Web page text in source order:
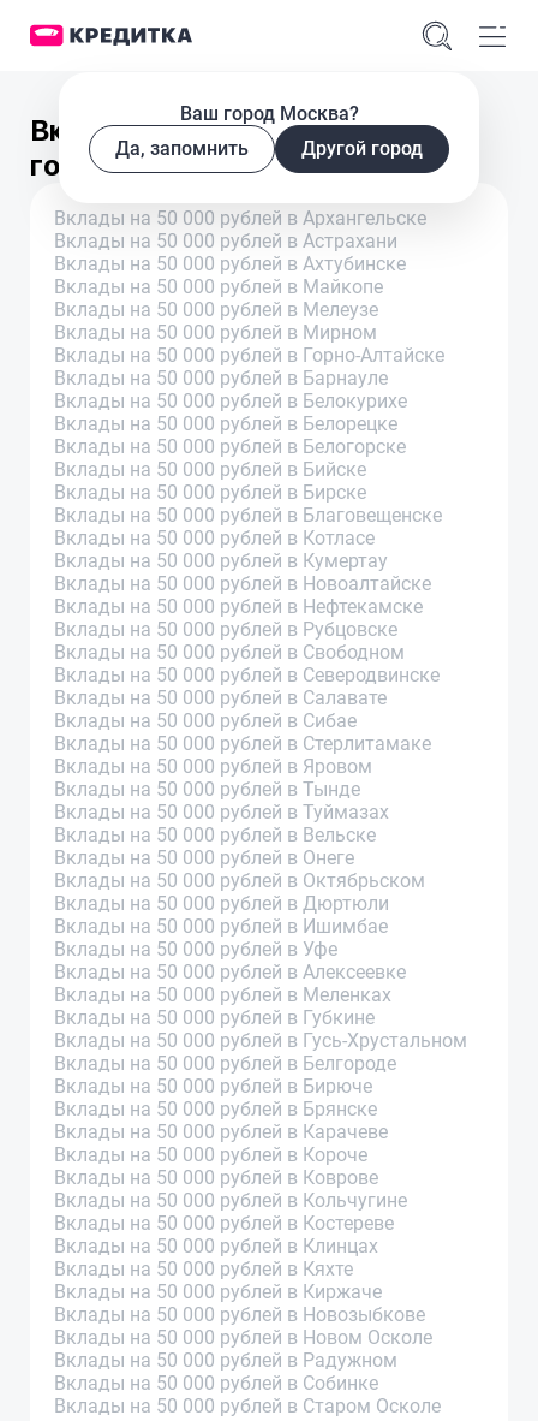
Ваш город Москва?
Да, запомнить
Другой город
Вклады на 50 000 рублей в
городах
Вклады на 50 000 рублей в Архангельске
Вклады на 50 000 рублей в Астрахани
Вклады на 50 000 рублей в Ахтубинске
Вклады на 50 000 рублей в Майкопе
Вклады на 50 000 рублей в Мелеузе
Вклады на 50 000 рублей в Мирном
Вклады на 50 000 рублей в Горно-Алтайске
Вклады на 50 000 рублей в Барнауле
Вклады на 50 000 рублей в Белокурихе
Вклады на 50 000 рублей в Белорецке
Вклады на 50 000 рублей в Белогорске
Вклады на 50 000 рублей в Бийске
Вклады на 50 000 рублей в Бирске
Вклады на 50 000 рублей в Благовещенске
Вклады на 50 000 рублей в Котласе
Вклады на 50 000 рублей в Кумертау
Вклады на 50 000 рублей в Новоалтайске
Вклады на 50 000 рублей в Нефтекамске
Вклады на 50 000 рублей в Рубцовске
Вклады на 50 000 рублей в Свободном
Вклады на 50 000 рублей в Северодвинске
Вклады на 50 000 рублей в Салавате
Вклады на 50 000 рублей в Сибае
Вклады на 50 000 рублей в Стерлитамаке
Вклады на 50 000 рублей в Яровом
Вклады на 50 000 рублей в Тынде
Вклады на 50 000 рублей в Туймазах
Вклады на 50 000 рублей в Вельске
Вклады на 50 000 рублей в Онеге
Вклады на 50 000 рублей в Октябрьском
Вклады на 50 000 рублей в Дюртюли
Вклады на 50 000 рублей в Ишимбае
Вклады на 50 000 рублей в Уфе
Вклады на 50 000 рублей в Алексеевке
Вклады на 50 000 рублей в Меленках
Вклады на 50 000 рублей в Губкине
Вклады на 50 000 рублей в Гусь-Хрустальном
Вклады на 50 000 рублей в Белгороде
Вклады на 50 000 рублей в Бирюче
Вклады на 50 000 рублей в Брянске
Вклады на 50 000 рублей в Карачеве
Вклады на 50 000 рублей в Короче
Вклады на 50 000 рублей в Коврове
Вклады на 50 000 рублей в Кольчугине
Вклады на 50 000 рублей в Костереве
Вклады на 50 000 рублей в Клинцах
Вклады на 50 000 рублей в Кяхте
Вклады на 50 000 рублей в Киржаче
Вклады на 50 000 рублей в Новозыбкове
Вклады на 50 000 рублей в Новом Осколе
Вклады на 50 000 рублей в Радужном
Вклады на 50 000 рублей в Собинке
Вклады на 50 000 рублей в Старом Осколе